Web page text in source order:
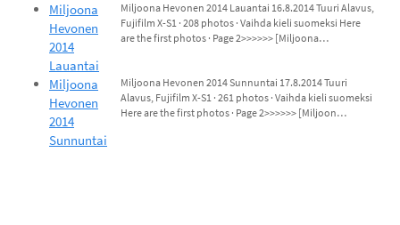
Miljoona
Hevonen
2014
Lauantai
Miljoona Hevonen 2014 Lauantai 16.8.2014 Tuuri Alavus,
Fujifilm X-S1 · 208 photos · Vaihda kieli suomeksi Here
are the first photos · Page 2>>>>>> [Miljoona…
Miljoona
Hevonen
2014
Sunnuntai
Miljoona Hevonen 2014 Sunnuntai 17.8.2014 Tuuri
Alavus, Fujifilm X-S1 · 261 photos · Vaihda kieli suomeksi
Here are the first photos · Page 2>>>>>> [Miljoon…